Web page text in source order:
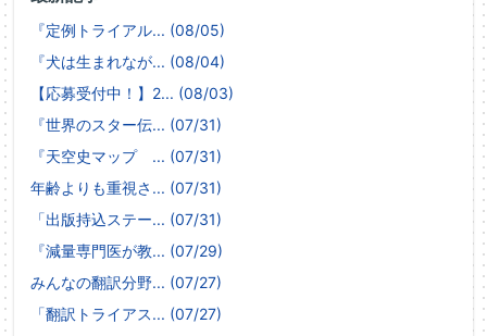
『定例トライアル... (08/05)
『犬は生まれなが... (08/04)
【応募受付中！】2... (08/03)
『世界のスター伝... (07/31)
『天空史マップ ... (07/31)
年齢よりも重視さ... (07/31)
「出版持込ステー... (07/31)
『減量専門医が教... (07/29)
みんなの翻訳分野... (07/27)
「翻訳トライアス... (07/27)